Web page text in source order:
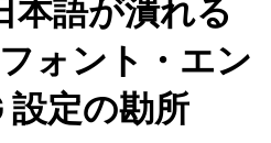
語が潰れる
ォント・エン
設定の勘所